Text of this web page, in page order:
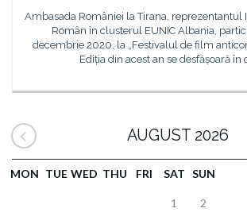
Ambasada României la Tirana,
Român în clusterul EUNIC Albania,
decembrie 2020, la „Festivalul de film
Ediția din acest an se desfășoară
AUGUST 2026
MON TUE WED THU FRI SAT SUN
1 2